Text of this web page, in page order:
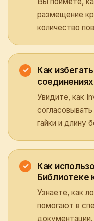
размещение
количество
Как
соединениях
Увидите, как
гайки и длину
Как
Библиотеке
Узнаете, как
помогают в
документации.